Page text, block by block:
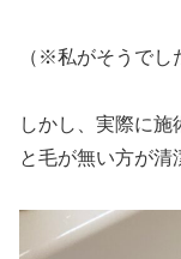
（※私がそうでし
しかし、実際に
と毛が無い方が清